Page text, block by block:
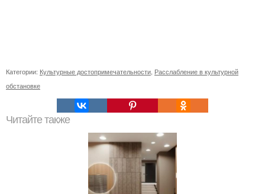
Категории: Культурные достопримечательности Расслабление в культурной
обстановке
Читайте также